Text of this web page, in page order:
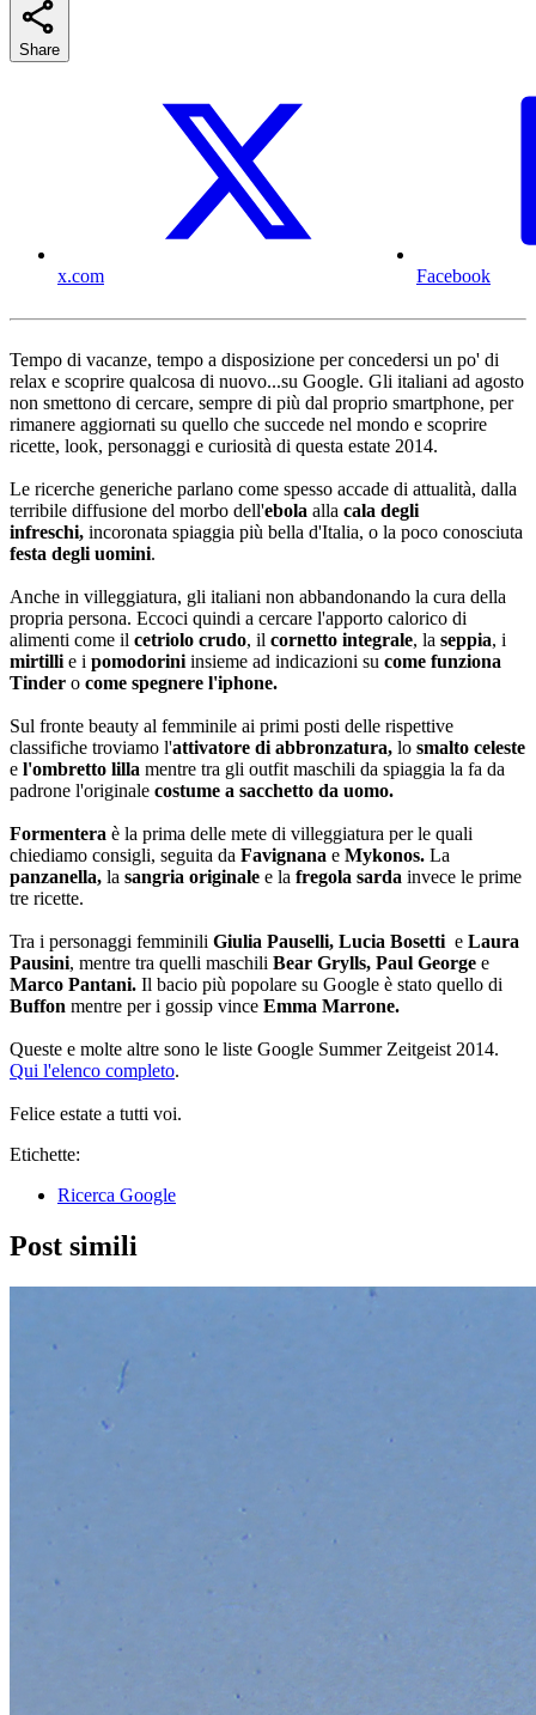
Share
x.com Facebook
Tempo di vacanze, tempo a disposizione per concedersi un po' di
relax e scoprire qualcosa di nuovo...su Google. Gli italiani ad agosto
non smettono di cercare, sempre di più dal proprio smartphone, per
rimanere aggiornati su quello che succede nel mondo e scoprire
ricette, look, personaggi e curiosità di questa estate 2014.
Le ricerche generiche parlano come spesso accade di attualità, dalla
terribile diffusione del morbo dell'ebola alla cala degli
infreschi, incoronata spiaggia più bella d'Italia, o la poco conosciuta
festa degli uomini.
Anche in villeggiatura, gli italiani non abbandonando la cura della
propria persona. Eccoci quindi a cercare l'apporto calorico di
alimenti come il cetriolo crudo, il cornetto integrale, la seppia, i
mirtillie i pomodoriniinsieme ad indicazioni su come funziona
Tinder o come spegnere l'iphone.
Sul fronte beauty al femminile ai primi posti delle rispettive
classifiche troviamo l'attivatore di abbronzatura, lo smalto celeste
e l'ombretto lilla mentre tra gli outfit maschili da spiaggia la fa da
padrone l'originale costume a sacchetto da uomo.
Formentera è la prima delle mete di villeggiatura per le quali
chiediamo consigli, seguita da Favignana e Mykonos. La
panzanella, la sangria originale e la fregola sarda invece le prime
tre ricette.
Tra i personaggi femminili Giulia Pauselli, Lucia Bosettie Laura
Pausini, mentre tra quelli maschili Bear Grylls, Paul George e
Marco Pantani. Il bacio più popolare su Google è stato quello di
Buffon mentre per i gossip vince Emma Marrone.
Queste e molte altre sono le liste Google Summer Zeitgeist 2014.
Qui l'elenco completo.
Felice estate a tutti voi.
Etichette:
Ricerca Google
Post simili